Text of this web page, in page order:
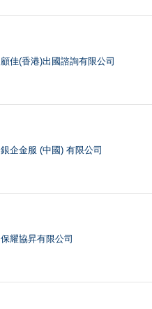
顧佳(香港)出國諮詢有限公司
銀企金服 (中國) 有限公司
保耀協昇有限公司